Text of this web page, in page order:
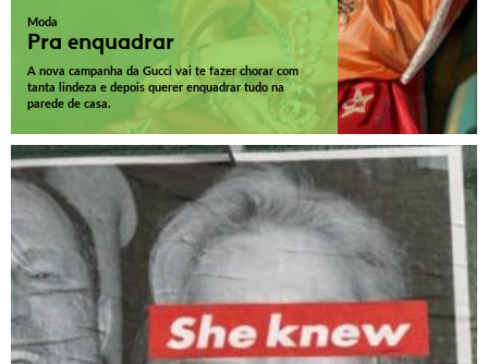
Moda
Pra enquadrar
A nova campanha da Gucci vai te fazer chorar com
tanta lindeza e depois querer enquadrar tudo na
parede de casa.